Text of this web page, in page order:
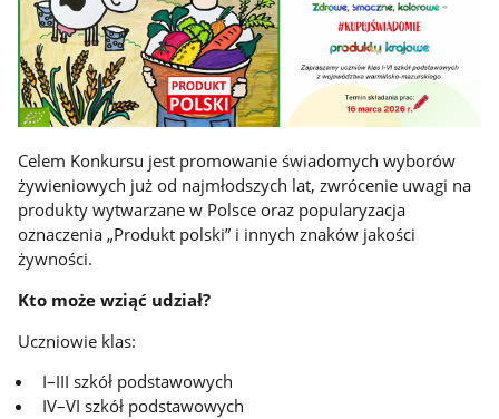
Celem Konkursu jest promowanie świadomych wyborów
żywieniowych już od najmłodszych lat, zwrócenie uwagi na
produkty wytwarzane w Polsce oraz popularyzacja
oznaczenia „Produkt polski” i innych znaków jakości
żywności.
Kto może wziąć udział?
Uczniowie klas:
I–III szkół podstawowych
IV–VI szkół podstawowych